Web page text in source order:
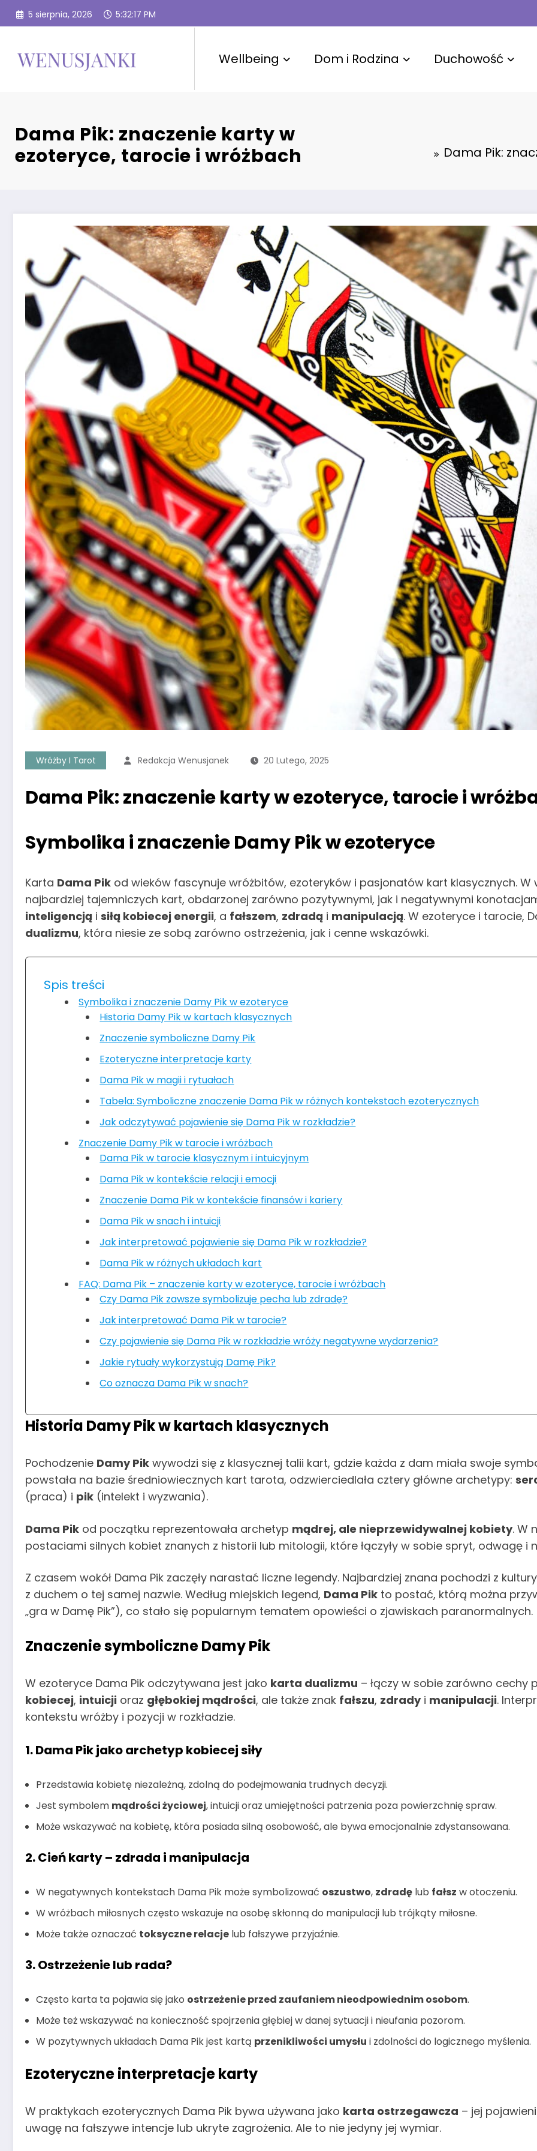
Przejdź
5 sierpnia, 2026 5:32:18 PM
Wellbeing Dom i Rodzina Duchowość
Dama Pik: znaczenie karty w
ezoteryce, tarocie i wróżbach
Dama Pik:
Wróżby I Tarot Redakcja Wenusjanek 20 Lutego, 2025
Dama Pik: znaczenie karty w ezoteryce, tarocie i
Symbolika i znaczenie Damy Pik w ezoteryce
Karta Dama Pik od wieków fascynuje wróżbitów, ezoteryków i pasjonatów kart klasycznych. W
najbardziej tajemniczych kart, obdarzonej zarówno pozytywnymi, jak i negatywnymi
inteligencją i siłą kobiecej energii, a fałszem, zdradą i manipulacją. W ezoteryce i tarocie,
dualizmu, która niesie ze sobą zarówno ostrzeżenia, jak i cenne wskazówki.
Spis treści
Symbolika i znaczenie Damy Pik w ezoteryce
Historia Damy Pik w kartach klasycznych
Znaczenie symboliczne Damy Pik
Ezoteryczne interpretacje karty
Dama Pik w magii i rytuałach
Tabela: Symboliczne znaczenie Dama Pik w różnych kontekstach ezoterycznych
Jak odczytywać pojawienie się Dama Pik w rozkładzie?
Znaczenie Damy Pik w tarocie i wróżbach
Dama Pik w tarocie klasycznym i intuicyjnym
Dama Pik w kontekście relacji i emocji
Znaczenie Dama Pik w kontekście finansów i kariery
Dama Pik w snach i intuicji
Jak interpretować pojawienie się Dama Pik w rozkładzie?
Dama Pik w różnych układach kart
FAQ: Dama Pik – znaczenie karty w ezoteryce, tarocie i wróżbach
Czy Dama Pik zawsze symbolizuje pecha lub zdradę?
Jak interpretować Dama Pik w tarocie?
Czy pojawienie się Dama Pik w rozkładzie wróży negatywne wydarzenia?
Jakie rytuały wykorzystują Damę Pik?
Co oznacza Dama Pik w snach?
Historia Damy Pik w kartach klasycznych
Pochodzenie Damy Pik wywodzi się z klasycznej talii kart, gdzie każda z dam miała swoje
powstała na bazie średniowiecznych kart tarota, odzwierciedlała cztery główne archetypy:
(praca) i pik (intelekt i wyzwania).
Dama Pik od początku reprezentowała archetyp mądrej, ale nieprzewidywalnej kobiety. W
postaciami silnych kobiet znanych z historii lub mitologii, które łączyły w sobie spryt, odwagę i
Z czasem wokół Dama Pik zaczęły narastać liczne legendy. Najbardziej znana pochodzi z
z duchem o tej samej nazwie. Według miejskich legend, Dama Pik to postać, którą można
„gra w Damę Pik”), co stało się popularnym tematem opowieści o zjawiskach paranormalnych.
Znaczenie symboliczne Damy Pik
W ezoteryce Dama Pik odczytywana jest jako karta dualizmu – łączy w sobie zarówno cechy
kobiecej, intuicji oraz głębokiej mądrości, ale także znak fałszu, zdradyi manipulacji.
kontekstu wróżby i pozycji w rozkładzie.
1. Dama Pik jako archetyp kobiecej siły
Przedstawia kobietę niezależną, zdolną do podejmowania trudnych decyzji.
Jest symbolem mądrości życiowej, intuicji oraz umiejętności patrzenia poza powierzchnię spraw.
Może wskazywać na kobietę, która posiada silną osobowość, ale bywa emocjonalnie zdystansowana.
2. Cień karty – zdrada i manipulacja
W negatywnych kontekstach Dama Pik może symbolizować oszustwo, zdradę lub fałsz w otoczeniu.
W wróżbach miłosnych często wskazuje na osobę skłonną do manipulacji lub trójkąty miłosne.
Może także oznaczać toksyczne relacje lub fałszywe przyjaźnie.
3. Ostrzeżenie lub rada?
Często karta ta pojawia się jako ostrzeżenie przed zaufaniem nieodpowiednim osobom.
Może też wskazywać na konieczność spojrzenia głębiej w danej sytuacji i nieufania pozorom.
W pozytywnych układach Dama Pik jest kartą przenikliwości umysłu i zdolności do logicznego myślenia.
Ezoteryczne interpretacje karty
W praktykach ezoterycznych Dama Pik bywa używana jako karta ostrzegawcza – jej
uwagę na fałszywe intencje lub ukryte zagrożenia. Ale to nie jedyny jej wymiar.